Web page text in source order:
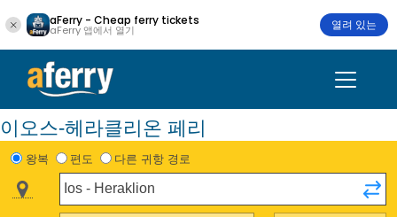
aFerry - Cheap ferry tickets
aFerry 앱에서 열기 열려 있는
이오스-헤라클리온 페리
왕복 편도 다른 귀항 경로